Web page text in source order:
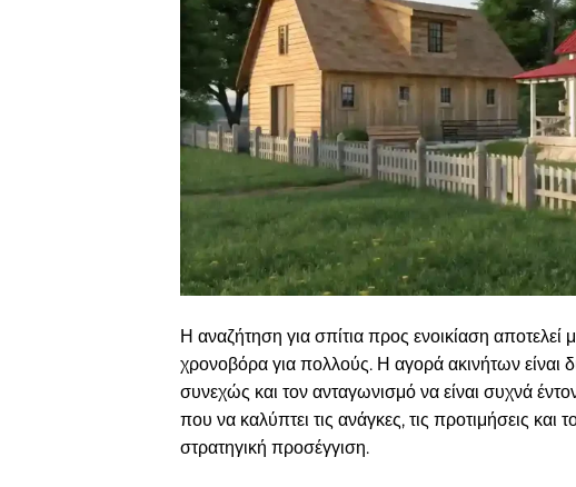
Η αναζήτηση για σπίτια προς ενοικίαση αποτελεί
χρονοβόρα για πολλούς. Η αγορά ακινήτων είναι
συνεχώς και τον ανταγωνισμό να είναι συχνά
που να καλύπτει τις ανάγκες, τις προτιμήσεις
στρατηγική προσέγγιση.